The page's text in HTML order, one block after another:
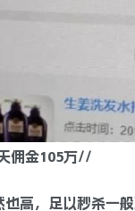
佣金105万//
高，足以秒杀一